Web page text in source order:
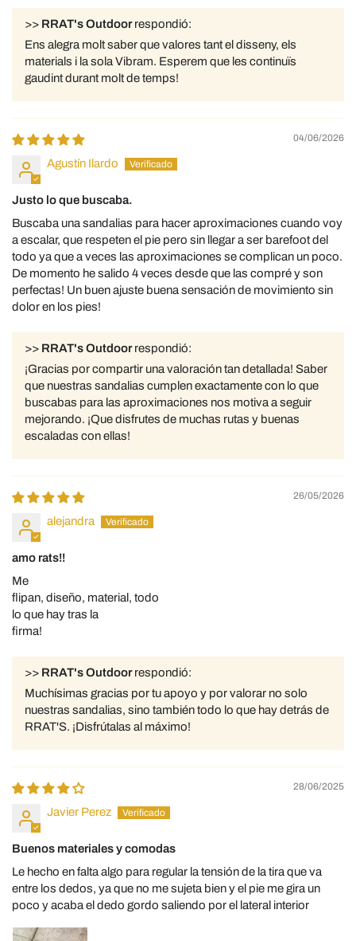
>> RRAT's Outdoorrespondió:
Ens alegra molt saber que valores tant el disseny, els
materials i la sola Vibram. Esperem que les continuïs
gaudint durant molt de temps!
04/06/2026
Agustín Ilardo
Justo lo que buscaba.
Buscaba una sandalias para hacer aproximaciones cuando voy
a escalar, que respeten el pie pero sin llegar a ser barefoot del
todo ya que a veces las aproximaciones se complican un poco.
De momento he salido 4 veces desde que las compré y son
perfectas! Un buen ajuste buena sensación de movimiento sin
dolor en los pies!
>> RRAT's Outdoorrespondió:
¡Gracias por compartir una valoración tan detallada! Saber
que nuestras sandalias cumplen exactamente con lo que
buscabas para las aproximaciones nos motiva a seguir
mejorando. ¡Que disfrutes de muchas rutas y buenas
escaladas con ellas!
26/05/2026
alejandra
amo rats!!
Me
flipan, diseño, material, todo
lo que hay tras la
firma!
>> RRAT's Outdoorrespondió:
Muchísimas gracias por tu apoyo y por valorar no solo
nuestras sandalias, sino también todo lo que hay detrás de
RRAT'S. ¡Disfrútalas al máximo!
28/06/2025
Javier Perez
Buenos materiales y comodas
Le hecho en falta algo para regular la tensión de la tira que va
entre los dedos, ya que no me sujeta bien y el pie me gira un
poco y acaba el dedo gordo saliendo por el lateral interior